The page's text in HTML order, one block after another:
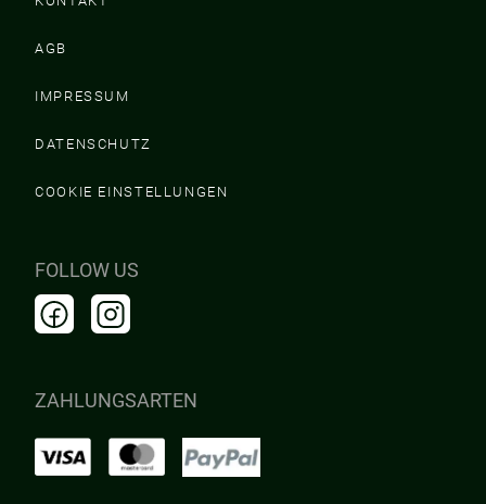
AGB
IMPRESSUM
DATENSCHUTZ
COOKIE EINSTELLUNGEN
FOLLOW US
ZAHLUNGSARTEN